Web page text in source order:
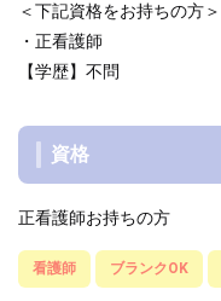
＜下記資格をお持ちの方＞
・正看護師
【学歴】不問
資格
正看護師お持ちの方
看護師 ブランクOK